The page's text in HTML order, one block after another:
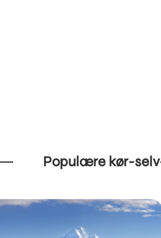
Populære kør-